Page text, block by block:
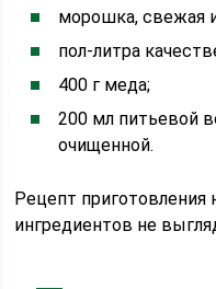
морошка, свежая
пол-литра
400 г меда;
200 мл питьевой
очищенной.
Рецепт
ингредиентов не